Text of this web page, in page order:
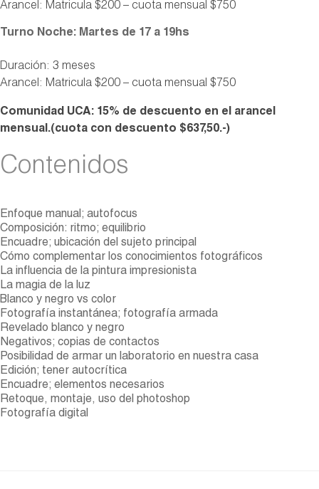
Arancel: Matricula $200 – cuota mensual $750
Turno Noche: Martes de 17 a 19hs
Duración: 3 meses
Arancel: Matricula $200 – cuota mensual $750
Comunidad UCA: 15% de descuento en el arancel
mensual.(cuota con descuento $637,50.-)
Contenidos
Enfoque manual; autofocus
Composición: ritmo; equilibrio
Encuadre; ubicación del sujeto principal
Cómo complementar los conocimientos fotográficos
La influencia de la pintura impresionista
La magia de la luz
Blanco y negro vs color
Fotografía instantánea; fotografía armada
Revelado blanco y negro
Negativos; copias de contactos
Posibilidad de armar un laboratorio en nuestra casa
Edición; tener autocrítica
Encuadre; elementos necesarios
Retoque, montaje, uso del photoshop
Fotografía digital